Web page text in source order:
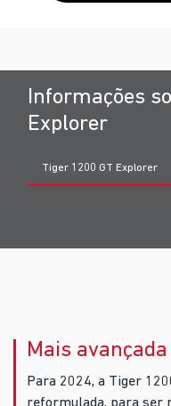
Informações
Explorer
Tiger 1200 GT Explorer
Mais
Para 2024, a Tiger
reformulada, para ser